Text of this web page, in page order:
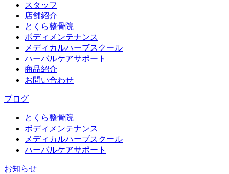
スタッフ
店舗紹介
とくら整骨院
ボディメンテナンス
メディカルハーブスクール
ハーバルケアサポート
商品紹介
お問い合わせ
ブログ
とくら整骨院
ボディメンテナンス
メディカルハーブスクール
ハーバルケアサポート
お知らせ